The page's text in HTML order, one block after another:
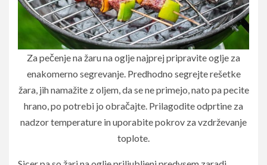
Za pečenje na žaru na oglje najprej pripravite oglje za
enakomerno segrevanje. Predhodno segrejte rešetke
žara, jih namažite z oljem, da se ne primejo, nato pa pecite
hrano, po potrebi jo obračajte. Prilagodite odprtine za
nadzor temperature in uporabite pokrov za vzdrževanje
toplote.